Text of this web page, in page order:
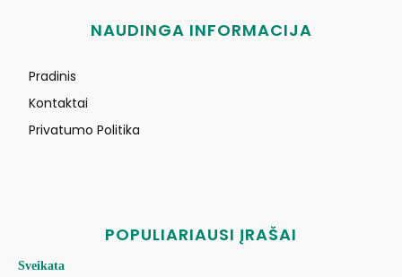
NAUDINGA INFORMACIJA
Pradinis
Kontaktai
Privatumo Politika
POPULIARIAUSI ĮRAŠAI
Sveikata